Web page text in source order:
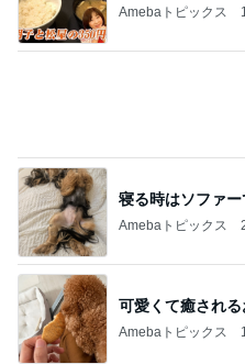
Amebaトピックス